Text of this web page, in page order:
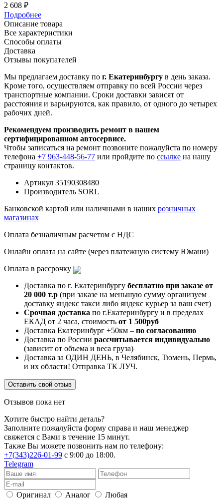
2 608 ₽
Подробнее
Описание товара
Все характеристики
Способы оплаты
Доставка
Отзывы покупателей
Мы предлагаем доставку по г. Екатеринбургу в день заказа.
Кроме того, осуществляем отправку по всей России через
транспортные компании. Сроки доставки зависят от
расстояния и варьируются, как правило, от одного до четырех
рабочих дней.
Рекомендуем производить ремонт в нашем
сертифицированном автосервисе.
Чтобы записаться на ремонт позвоните пожалуйста по номеру
телефона +7 963-448-56-77 или пройдите по ссылке на нашу
страницу контактов.
Артикул 35190308480
Производитель SORL
Банковской картой или наличными в наших розничных
магазинах
Оплата безналичным расчетом с НДС
Онлайн оплата на сайте (через платежную систему Юмани)
Оплата в рассрочку
Доставка по г. Екатеринбургу бесплатно при заказе от
20 000 т.р (при заказе на меньшую сумму организуем
доставку яндекс такси либо яндекс курьер за ваш счет)
Срочная доставка по г.Екатеринбургу и в пределах
ЕКАД от 2 часа, стоимость от 1 500руб
Доставка Екатеринбург +50км – по согласованию
Доставка по России рассчитывается индивидуально
(зависит от объема и веса груза)
Доставка за ОДИН ДЕНЬ, в Челябинск, Тюмень, Пермь,
и их области! Отправка ТК ЛУЧ.
Оставить свой отзыв
Отзывов пока нет
Хотите быстро найти деталь?
Заполните пожалуйста форму справа и наш менеджер
свяжется с Вами в течение 15 минут.
Также Вы можете позвонить нам по телефону:
+7(343)226-01-99 с 9:00 до 18:00.
Telegram
Оригинал Аналог Любая